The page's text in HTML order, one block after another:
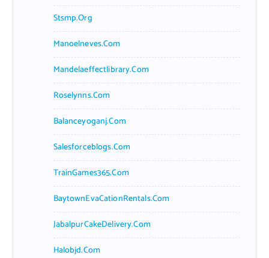
Stsmp.org
Manoelneves.com
Mandelaeffectlibrary.com
Roselynns.com
Balanceyoganj.com
Salesforceblogs.com
TrainGames365.com
BaytownEvaCationRentals.com
JabalpurCakeDelivery.com
Halobjd.com